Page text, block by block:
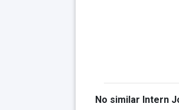
No similar Intern